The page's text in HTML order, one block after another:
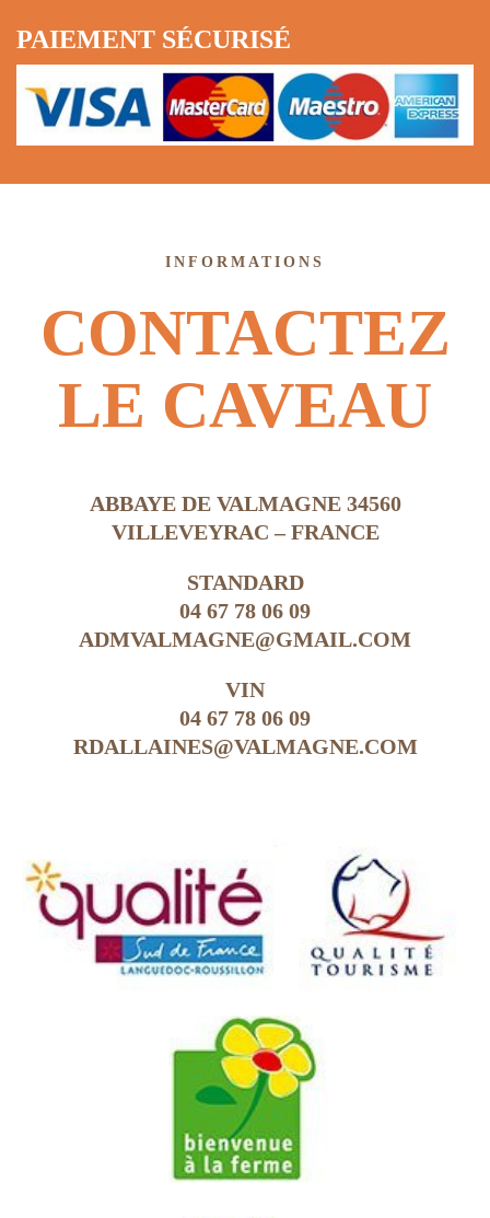
PAIEMENT SÉCURISÉ
INFORMATIONS
CONTACTEZ
LE CAVEAU
ABBAYE DE VALMAGNE 34560
VILLEVEYRAC – FRANCE
STANDARD
04 67 78 06 09
ADMVALMAGNE@GMAIL.COM
VIN
04 67 78 06 09
RDALLAINES@VALMAGNE.COM